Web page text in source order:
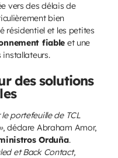
vers des délais de
bien
résidentiel et les petites
fiable et une
des solutions
portefeuille de TCL
, déclare Abraham Amor,
Orduña.
et Back Contact,